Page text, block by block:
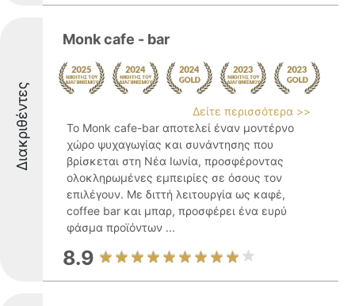
Διακριθέντες
Monk cafe - bar
Δείτε περισσότερα >>
Το Monk cafe-bar αποτελεί έναν μοντέρνο
χώρο ψυχαγωγίας και συνάντησης που
βρίσκεται στη Νέα Ιωνία, προσφέροντας
ολοκληρωμένες εμπειρίες σε όσους τον
επιλέγουν. Με διττή λειτουργία ως καφέ,
coffee bar και μπαρ, προσφέρει ένα ευρύ
φάσμα προϊόντων ...
8.9